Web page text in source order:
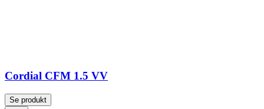
Cordial CFM 1.5 VV
Se produkt